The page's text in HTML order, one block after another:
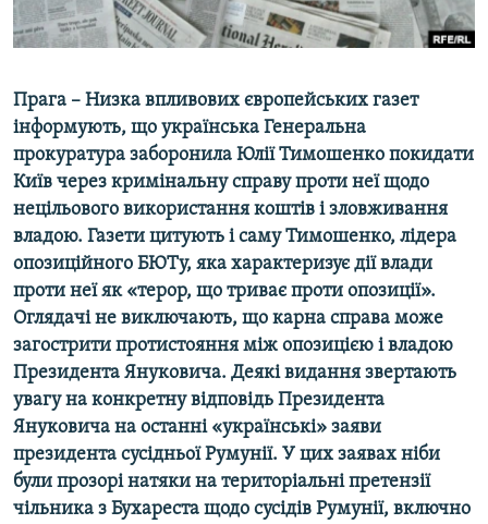
КРИМ РЕАЛІЇ
РУС
УКР
КТАТ
ДОЛУЧАЙСЯ!
Усі сайти RFE/RL
Прага – Низка впливових європейських газет
інформують, що українська Генеральна
прокуратура заборонила Юлії Тимошенко покидати
Київ через кримінальну справу проти неї щодо
нецільового використання коштів і зловживання
владою. Газети цитують і саму Тимошенко, лідера
опозиційного БЮТу, яка характеризує дії влади
проти неї як «терор, що триває проти опозиції».
Оглядачі не виключають, що карна справа може
загострити протистояння між опозицією і владою
Президента Януковича. Деякі видання звертають
увагу на конкретну відповідь Президента
Януковича на останні «українські» заяви
президента сусідньої Румунії. У цих заявах ніби
були прозорі натяки на територіальні претензії
чільника з Бухареста щодо сусідів Румунії, включно